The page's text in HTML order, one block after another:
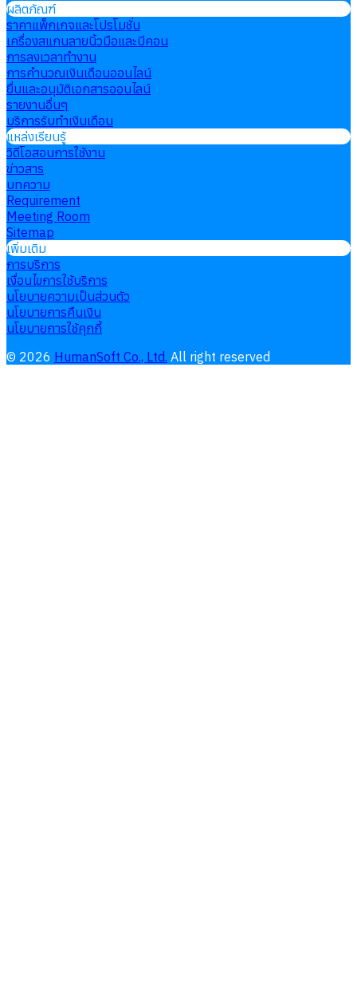
ผลิตภัณฑ์
ราคาแพ็กเกจและโปรโมชั่น
เครื่องสแกนลายนิ้วมือและบีคอน
การลงเวลาทำงาน
การคำนวณเงินเดือนออนไลน์
ยื่นและอนุมัติเอกสารออนไลน์
รายงานอื่นๆ
บริการรับทำเงินเดือน
แหล่งเรียนรู้
วิดีโอสอนการใช้งาน
ข่าวสาร
บทความ
Requirement
Meeting Room
Sitemap
เพิ่มเติม
การบริการ
เงื่อนไขการใช้บริการ
นโยบายความเป็นส่วนตัว
นโยบายการคืนเงิน
นโยบายการใช้คุกกี้
© 2026 HumanSoft Co., Ltd. All right reserved